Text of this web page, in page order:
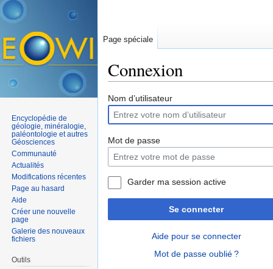
Connexion
Nom d’utilisateur
Mot de passe
Garder ma session active
Se connecter
Aide pour se connecter
Mot de passe oublié ?
Page spéciale
Encyclopédie de
géologie, minéralogie,
paléontologie et autres
Géosciences
Communauté
Actualités
Modifications récentes
Page au hasard
Aide
Créer une nouvelle
page
Galerie des nouveaux
fichiers
Outils